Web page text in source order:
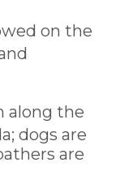
on the
along the
dogs are
are